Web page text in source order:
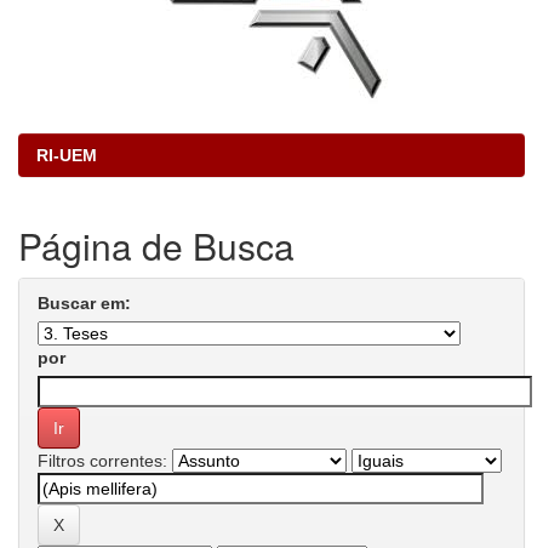
RI-UEM
Página de Busca
Buscar em:
por
Filtros correntes: